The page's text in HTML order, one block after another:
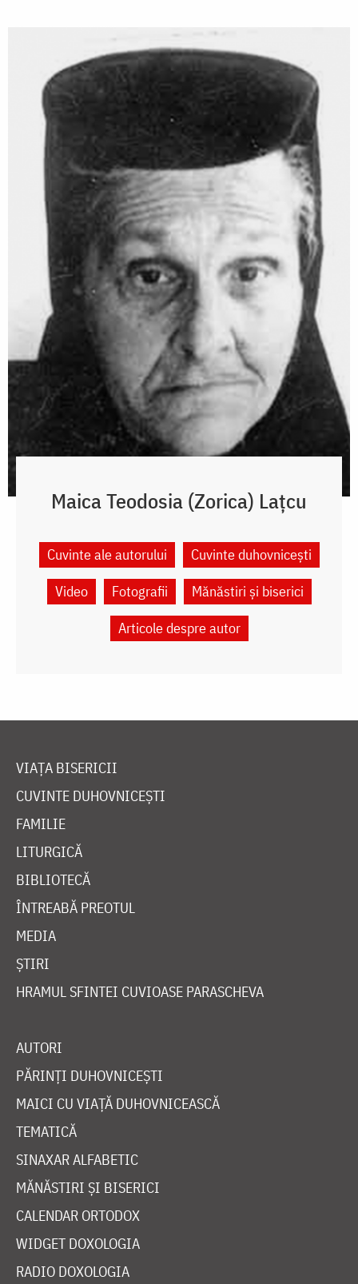
Maica Teodosia (Zorica) Lațcu
Cuvinte ale autorului
Cuvinte duhovnicești
Video
Fotografii
Mănăstiri și biserici
Articole despre autor
VIAȚA BISERICII
CUVINTE DUHOVNICEȘTI
FAMILIE
LITURGICĂ
BIBLIOTECĂ
ÎNTREABĂ PREOTUL
MEDIA
ȘTIRI
HRAMUL SFINTEI CUVIOASE PARASCHEVA
AUTORI
PĂRINȚI DUHOVNICEȘTI
MAICI CU VIAȚĂ DUHOVNICEASCĂ
TEMATICĂ
SINAXAR ALFABETIC
MĂNĂSTIRI ȘI BISERICI
CALENDAR ORTODOX
WIDGET DOXOLOGIA
RADIO DOXOLOGIA